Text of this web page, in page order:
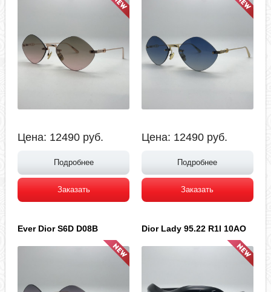
Цена: 12490 руб.
Подробнее
Заказать
Цена: 12490 руб.
Подробнее
Заказать
Ever Dior S6D D08B Dior Lady 95.22 R1I 10AO